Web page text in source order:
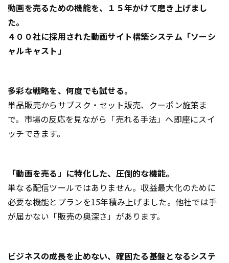
動画を売るための機能を、１５年かけて磨き上げまし
た。
４００社に採用された動画サイト構築システム「ソーシ
ャルキャスト」
多彩な戦略を、何度でも試せる。
単品販売からサブスク・セット販売、クーポン施策ま
で。市場の反応を見ながら「売れる手法」へ即座にスイ
ッチできます。
「動画を売る」に特化した、圧倒的な機能。
単なる配信ツールではありません。収益最大化のために
必要な機能とプランを15年積み上げました。他社では手
が届かない「販売の奥深さ」があります。
ビジネスの成長を止めない、確固たる基盤となるシステ